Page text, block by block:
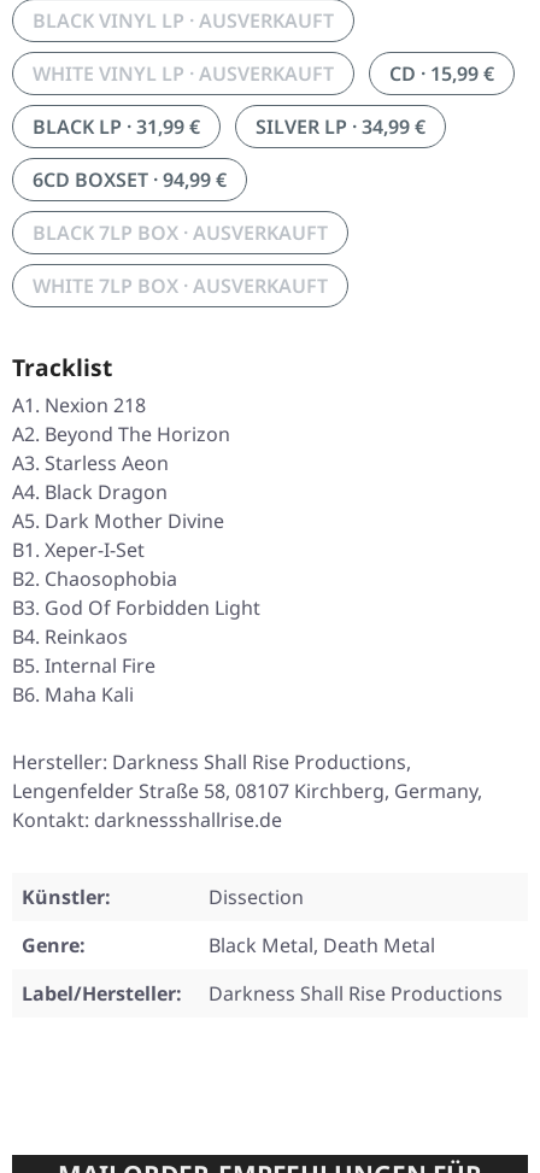
BLACK VINYL LP · AUSVERKAUFT
WHITE VINYL LP · AUSVERKAUFT
CD · 15,99 €
BLACK LP · 31,99 €
SILVER LP · 34,99 €
6CD BOXSET · 94,99 €
BLACK 7LP BOX · AUSVERKAUFT
WHITE 7LP BOX · AUSVERKAUFT
Tracklist
A1. Nexion 218
A2. Beyond The Horizon
A3. Starless Aeon
A4. Black Dragon
A5. Dark Mother Divine
B1. Xeper-I-Set
B2. Chaosophobia
B3. God Of Forbidden Light
B4. Reinkaos
B5. Internal Fire
B6. Maha Kali
Hersteller: Darkness Shall Rise Productions,
Lengenfelder Straße 58, 08107 Kirchberg, Germany,
Kontakt: darknessshallrise.de
Künstler:
Dissection
Genre:
Black Metal, Death Metal
Label/Hersteller:
Darkness Shall Rise Productions